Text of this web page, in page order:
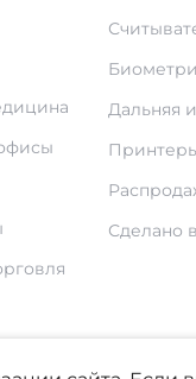
Дальняя
Сделано